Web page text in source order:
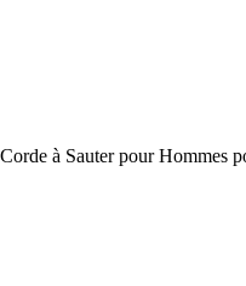
à Sauter pour Hommes